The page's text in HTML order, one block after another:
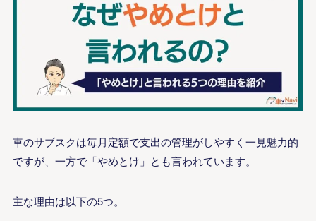
車のサブスクは毎月定額で支出の管理がしやすく一見魅力的
ですが、一方で「やめとけ」とも言われています。
主な理由は以下の5つ。